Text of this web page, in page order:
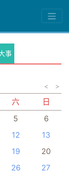
事
< >
六
日
5
6
12
13
19
20
26
27